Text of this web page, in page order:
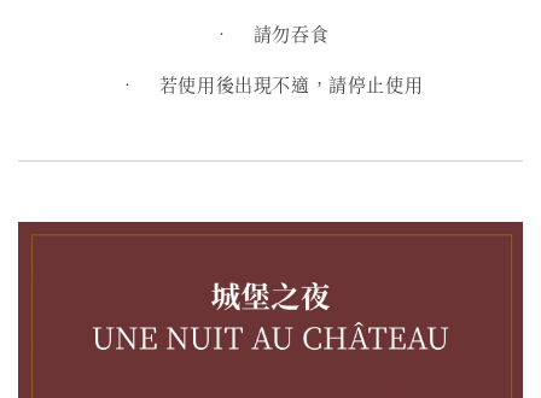
•
請勿吞食
•
若使用後出現不適，請停止使用